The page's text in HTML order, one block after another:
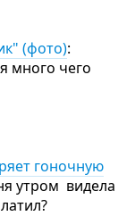
(фото):
много чего
гоночную
утром видела